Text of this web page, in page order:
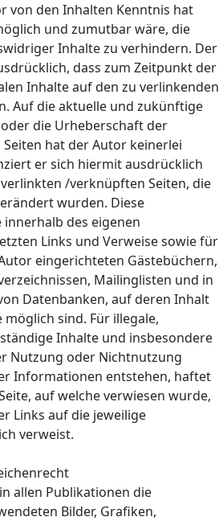
von den Inhalten Kenntnis hat
und zumutbar wäre, die
Inhalte zu verhindern. Der
dass zum Zeitpunkt der
Inhalte auf den zu verlinkenden
Auf die aktuelle und zukünftige
die Urheberschaft der
hat der Autor keinerlei
er sich hiermit ausdrücklich
/verknüpften Seiten, die
wurden. Diese
des eigenen
Links und Verweise sowie für
eingerichteten Gästebüchern,
Mailinglisten und in
Datenbanken, auf deren Inhalt
sind. Für illegale,
Inhalte und insbesondere
Nutzung oder Nichtnutzung
Informationen entstehen, haftet
auf welche verwiesen wurde,
Links auf die jeweilige
verweist.
allen Publikationen die
Bilder, Grafiken,